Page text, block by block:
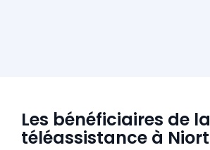
Les bénéficiaires de la
téléassistance à Niort